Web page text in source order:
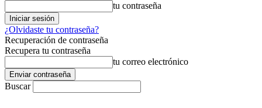
tu contraseña
¿Olvidaste tu contraseña?
Recuperación de contraseña
Recupera tu contraseña
tu correo electrónico
Buscar